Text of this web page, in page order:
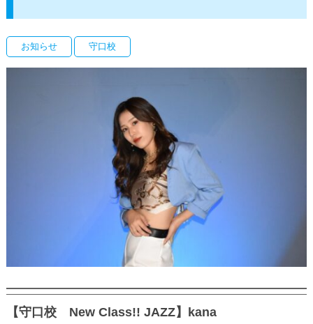
お知らせ 守口校
【守口校 New Class!! JAZZ】kana